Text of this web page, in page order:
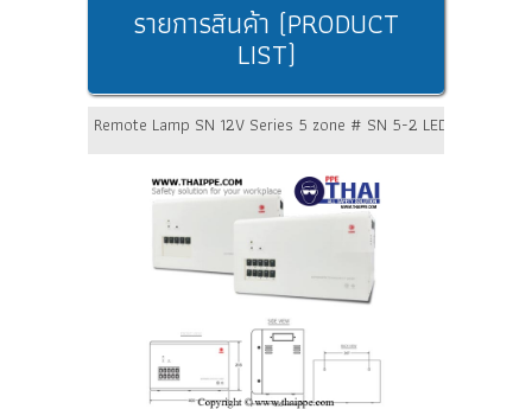
รายการสินค้า (PRODUCT
LIST)
Remote Lamp SN 12V Series 5 zone # SN 5-2 LED Battery